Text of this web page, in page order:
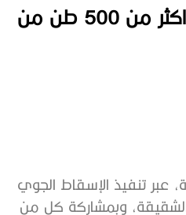
الإمارات تواصل إنقاذ غزة.. الإسقاط الجوي الـ65 وادخال اكثر من 500 طن من
عبر تنفيذ الإسقاط الجوي
الشقيقة، وبمشاركة كل من